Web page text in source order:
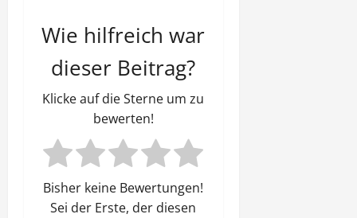
Wie hilfreich war
dieser Beitrag?
Klicke auf die Sterne um zu
bewerten!
Bisher keine Bewertungen!
Sei der Erste, der diesen